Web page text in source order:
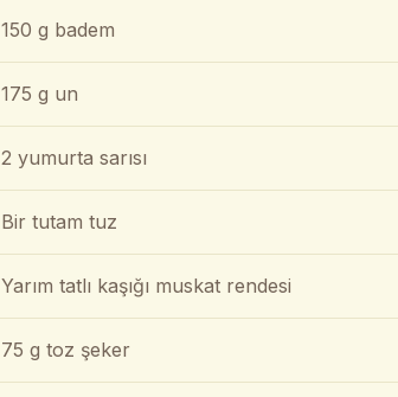
150 g badem
175 g un
2 yumurta sarısı
Bir tutam tuz
Yarım tatlı kaşığı muskat rendesi
75 g toz şeker